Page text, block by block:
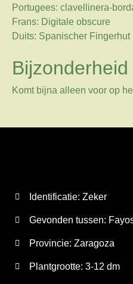
Portugees: clavellinera-
Frans: Digitale obscure
Duits: Spanischer Fingerhut
Bijzonderheid
Komt bijna alleen voor op
Identificatie: Zeker
Gevonden tussen:
Provincie: Zaragoza
Plantgrootte: 3-12 dm